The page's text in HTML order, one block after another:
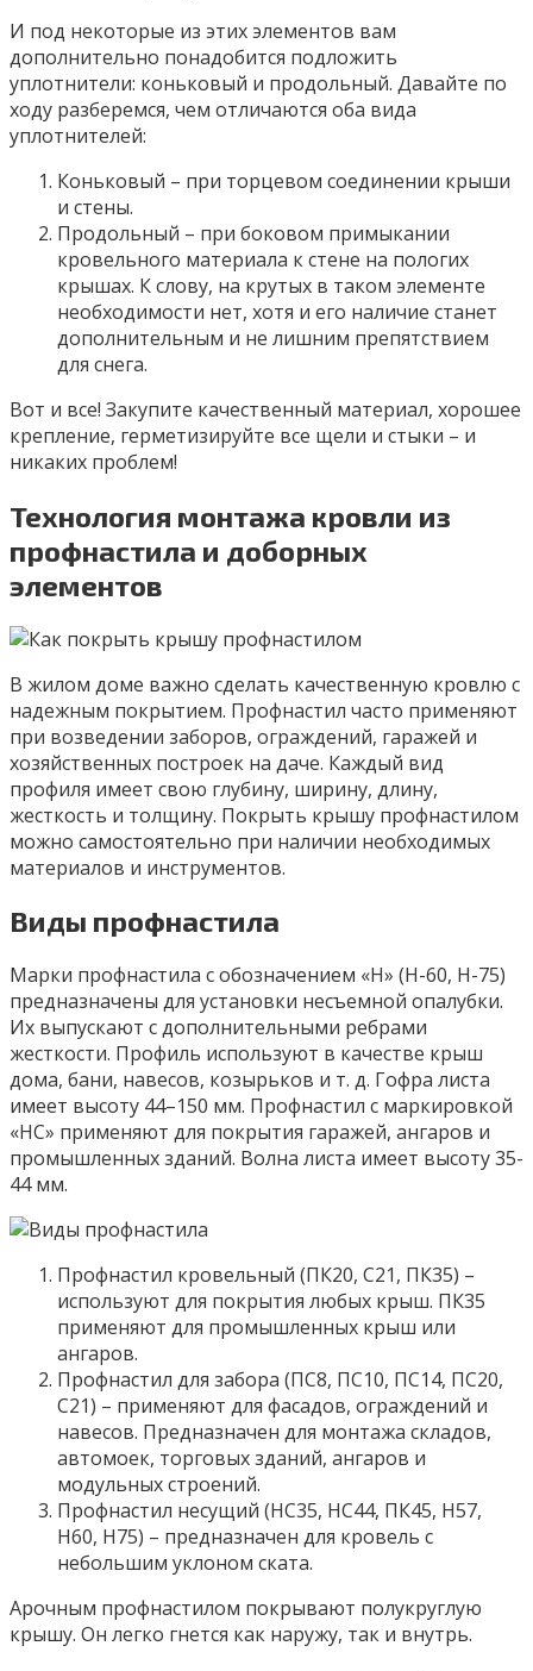
И под некоторые из этих элементов вам
дополнительно понадобится подложить
уплотнители: коньковый и продольный. Давайте по
ходу разберемся, чем отличаются оба вида
уплотнителей:
Коньковый – при торцевом соединении крыши
и стены.
Продольный – при боковом примыкании
кровельного материала к стене на пологих
крышах. К слову, на крутых в таком элементе
необходимости нет, хотя и его наличие станет
дополнительным и не лишним препятствием
для снега.
Вот и все! Закупите качественный материал, хорошее
крепление, герметизируйте все щели и стыки – и
никаких проблем!
Технология монтажа кровли из
профнастила и доборных
элементов
В жилом доме важно сделать качественную кровлю с
надежным покрытием. Профнастил часто применяют
при возведении заборов, ограждений, гаражей и
хозяйственных построек на даче. Каждый вид
профиля имеет свою глубину, ширину, длину,
жесткость и толщину. Покрыть крышу профнастилом
можно самостоятельно при наличии необходимых
материалов и инструментов.
Виды профнастила
Марки профнастила с обозначением «Н» (Н-60, Н-75)
предназначены для установки несъемной опалубки.
Их выпускают с дополнительными ребрами
жесткости. Профиль используют в качестве крыш
дома, бани, навесов, козырьков и т. д. Гофра листа
имеет высоту 44–150 мм. Профнастил с маркировкой
«НС» применяют для покрытия гаражей, ангаров и
промышленных зданий. Волна листа имеет высоту 35-
44 мм.
Профнастил кровельный (ПК20, С21, ПК35) –
используют для покрытия любых крыш. ПК35
применяют для промышленных крыш или
ангаров.
Профнастил для забора (ПС8, ПС10, ПС14, ПС20,
С21) – применяют для фасадов, ограждений и
навесов. Предназначен для монтажа складов,
автомоек, торговых зданий, ангаров и
модульных строений.
Профнастил несущий (НС35, НС44, ПК45, Н57,
Н60, Н75) – предназначен для кровель с
небольшим уклоном ската.
Арочным профнастилом покрывают полукруглую
крышу. Он легко гнется как наружу, так и внутрь.